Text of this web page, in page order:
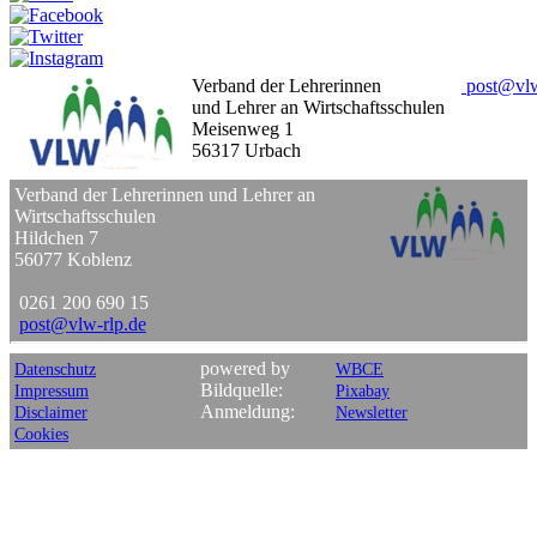
Verband der Lehrerinnen
und Lehrer an Wirtschaftsschulen
Meisenweg 1
56317 Urbach
post@
Verband der Lehrerinnen und Lehrer an
Wirtschaftsschulen
Hildchen 7
56077 Koblenz
0261 200 690 15
post@vlw-rlp.de
Datenschutz
Impressum
Disclaimer
Cookies
powered by
Bildquelle:
Anmeldung:
WBCE
Pixabay
Newsletter